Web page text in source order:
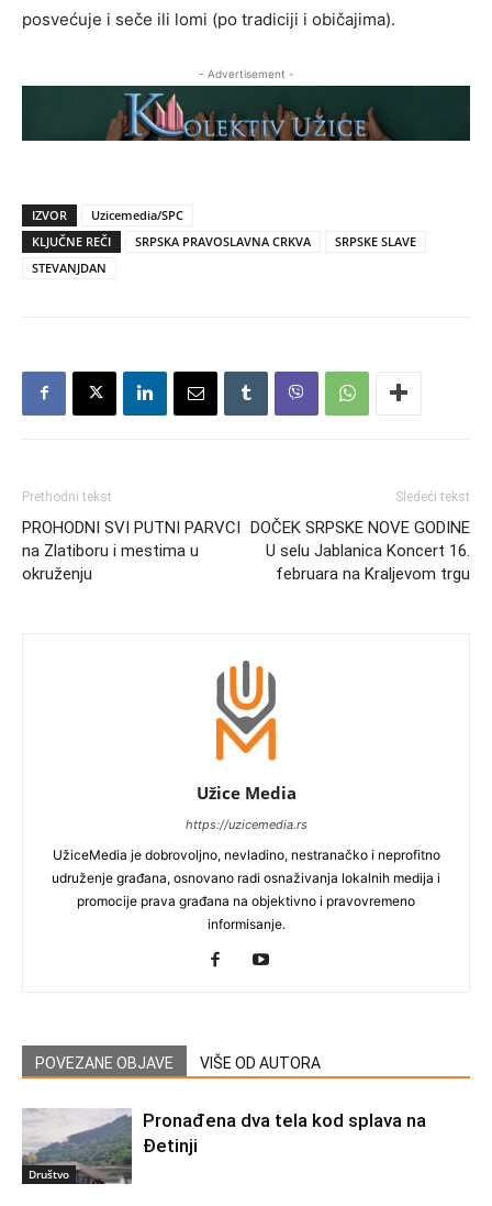
posvećuje i seče ili lomi (po tradiciji i običajima).
- Advertisement -
IZVOR
Uzicemedia/SPC
KLJUČNE REČI
SRPSKA PRAVOSLAVNA CRKVA
SRPSKE SLAVE
STEVANJDAN
Prethodni tekst
PROHODNI SVI PUTNI PARVCI
na Zlatiboru i mestima u
okruženju
Sledeći tekst
DOČEK SRPSKE NOVE GODINE
U selu Jablanica Koncert 16.
februara na Kraljevom trgu
Užice Media
https://uzicemedia.rs
UžiceMedia je dobrovoljno, nevladino, nestranačko i neprofitno
udruženje građana, osnovano radi osnaživanja lokalnih medija i
promocije prava građana na objektivno i pravovremeno
informisanje.
POVEZANE OBJAVE VIŠE OD AUTORA
Društvo
Pronađena dva tela kod splava na
Đetinji